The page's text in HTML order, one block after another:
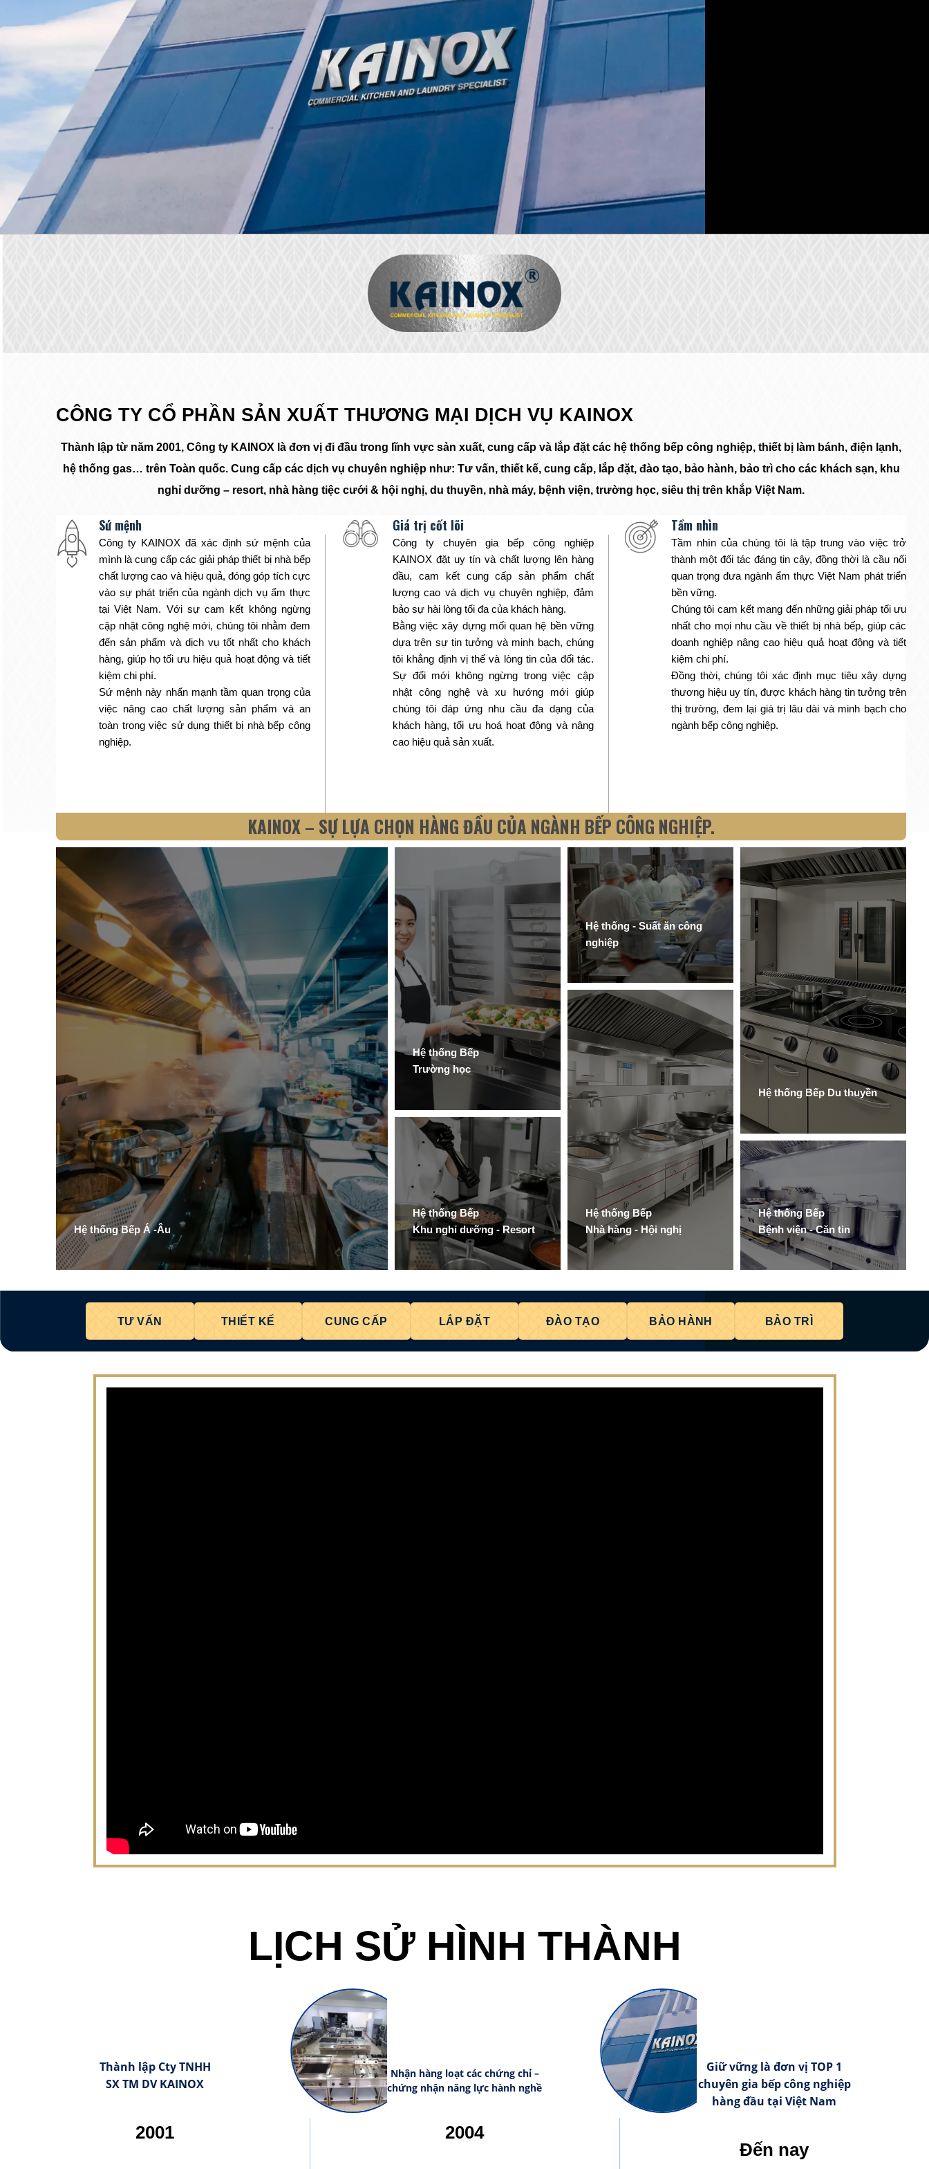
CÔNG TY CỔ PHẦN SẢN XUẤT THƯƠNG MẠI DỊCH VỤ KAINOX
Thành lập từ năm 2001, Công ty KAINOX là đơn vị đi đầu trong lĩnh vực sản xuất, cung cấp và lắp đặt các hệ thống bếp công nghiệp, thiết bị làm bánh, điện lạnh,
hệ thống gas… trên Toàn quốc. Cung cấp các dịch vụ chuyên nghiệp như: Tư vấn, thiết kế, cung cấp, lắp đặt, đào tạo, bảo hành, bảo trì cho các khách sạn, khu
nghỉ dưỡng – resort, nhà hàng tiệc cưới & hội nghị, du thuyền, nhà máy, bệnh viện, trường học, siêu thị trên khắp Việt Nam.
Sứ mệnh
Công ty KAINOX đã xác định sứ mệnh của
mình là cung cấp các giải pháp thiết bị nhà bếp
chất lượng cao và hiệu quả, đóng góp tích cực
vào sự phát triển của ngành dịch vụ ẩm thực
tại Việt Nam. Với sự cam kết không ngừng
cập nhật công nghệ mới, chúng tôi nhằm đem
đến sản phẩm và dịch vụ tốt nhất cho khách
hàng, giúp họ tối ưu hiệu quả hoạt động và tiết
kiệm chi phí.
Sứ mệnh này nhấn mạnh tầm quan trọng của
việc nâng cao chất lượng sản phẩm và an
toàn trong việc sử dụng thiết bị nhà bếp công
nghiệp.
Giá trị cốt lõi
Công ty chuyên gia bếp công nghiệp
KAINOX đặt uy tín và chất lượng lên hàng
đầu, cam kết cung cấp sản phẩm chất
lượng cao và dịch vụ chuyên nghiệp, đảm
bảo sự hài lòng tối đa của khách hàng.
Bằng việc xây dựng mối quan hệ bền vững
dựa trên sự tin tưởng và minh bạch, chúng
tôi khẳng định vị thế và lòng tin của đối tác.
Sự đổi mới không ngừng trong việc cập
nhật công nghệ và xu hướng mới giúp
chúng tôi đáp ứng nhu cầu đa dạng của
khách hàng, tối ưu hoá hoạt động và nâng
cao hiệu quả sản xuất.
Tầm nhìn
Tầm nhìn của chúng tôi là tập trung vào việc trở
thành một đối tác đáng tin cậy, đồng thời là cầu nối
quan trọng đưa ngành ẩm thực Việt Nam phát triển
bền vững.
Chúng tôi cam kết mang đến những giải pháp tối ưu
nhất cho mọi nhu cầu về thiết bị nhà bếp, giúp các
doanh nghiệp nâng cao hiệu quả hoạt động và tiết
kiệm chi phí.
Đồng thời, chúng tôi xác định mục tiêu xây dựng
thương hiệu uy tín, được khách hàng tin tưởng trên
thị trường, đem lại giá trị lâu dài và minh bạch cho
ngành bếp công nghiệp.
KAINOX – SỰ LỰA CHỌN HÀNG ĐẦU CỦA NGÀNH BẾP CÔNG NGHIỆP.
Hệ thống Bếp Á -Âu
Hệ thống Bếp
Trường học
Hệ thống - Suất ăn công
nghiệp
Hệ thống Bếp Du thuyền
Hệ thống Bếp
Nhà hàng - Hội nghị
Hệ thống Bếp
Khu nghỉ dưỡng - Resort
Hệ thống Bếp
Bệnh viện - Căn tin
TƯ VẤN THIẾT KẾ CUNG CẤP LẮP ĐẶT ĐÀO TẠO BẢO HÀNH BẢO TRÌ
LỊCH SỬ HÌNH THÀNH
Thành lập Cty TNHH
SX TM DV KAINOX
2001
Nhận hàng loạt các chứng chỉ –
chứng nhận năng lực hành nghề
2004
Giữ vững là đơn vị TOP 1
chuyên gia bếp công nghiệp
hàng đầu tại Việt Nam
Đến nay